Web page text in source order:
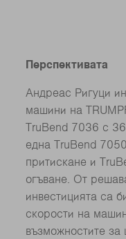
Перспективата
Андреас Ригуци
машини на
TruBend 7036 с
една TruBend
притискане и
огъване. От
инвестицията са
скорости на
възможностите